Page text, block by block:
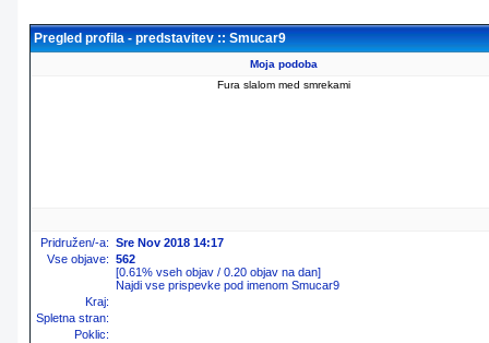
Pregled profila - predstavitev :: Smucar9
Moja podoba
Fura slalom med smrekami
Pridružen/-a: Sre Nov 2018 14:17
Vse objave: 562
[0.61% vseh objav / 0.20 objav na dan]
Najdi vse prispevke pod imenom Smucar9
Kraj:
Spletna stran:
Poklic: